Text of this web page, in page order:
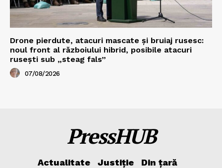
Drone pierdute, atacuri mascate și bruiaj rusesc:
noul front al războiului hibrid, posibile atacuri
rusești sub „steag fals”
07/08/2026
PressHUB
Actualitate Justiție
Din țară